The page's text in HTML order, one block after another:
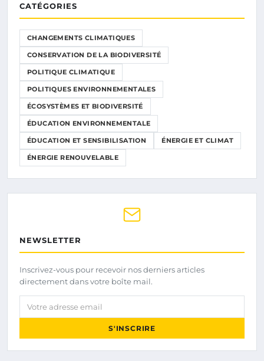
CATÉGORIES
CHANGEMENTS CLIMATIQUES
CONSERVATION DE LA BIODIVERSITÉ
POLITIQUE CLIMATIQUE
POLITIQUES ENVIRONNEMENTALES
ÉCOSYSTÈMES ET BIODIVERSITÉ
ÉDUCATION ENVIRONNEMENTALE
ÉDUCATION ET SENSIBILISATION ÉNERGIE ET CLIMAT
ÉNERGIE RENOUVELABLE
NEWSLETTER
Inscrivez-vous pour recevoir nos derniers articles
directement dans votre boîte mail.
Votre adresse email
S'INSCRIRE